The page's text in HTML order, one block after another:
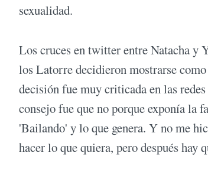
sexualidad.
Los cruces en twitter entre Natacha y
los Latorre decidieron mostrarse
decisión fue muy criticada en las
consejo fue que no porque exponía la
'Bailando' y lo que genera. Y no me
hacer lo que quiera, pero después hay